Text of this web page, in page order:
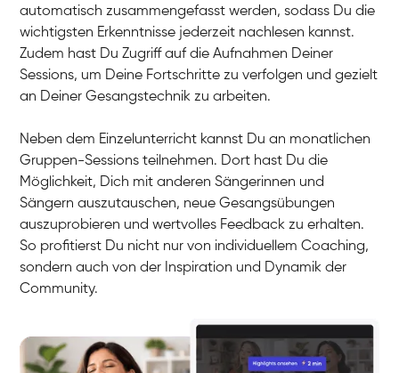
automatisch zusammengefasst werden, sodass Du die
wichtigsten Erkenntnisse jederzeit nachlesen kannst.
Zudem hast Du Zugriff auf die Aufnahmen Deiner
Sessions, um Deine Fortschritte zu verfolgen und gezielt
an Deiner Gesangstechnik zu arbeiten.
Neben dem Einzelunterricht kannst Du an monatlichen
Gruppen-Sessions teilnehmen. Dort hast Du die
Möglichkeit, Dich mit anderen Sängerinnen und
Sängern auszutauschen, neue Gesangsübungen
auszuprobieren und wertvolles Feedback zu erhalten.
So profitierst Du nicht nur von individuellem Coaching,
sondern auch von der Inspiration und Dynamik der
Community.